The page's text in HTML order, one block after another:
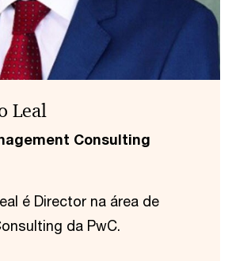
Leal
Consulting
é Director na área de
da PwC.